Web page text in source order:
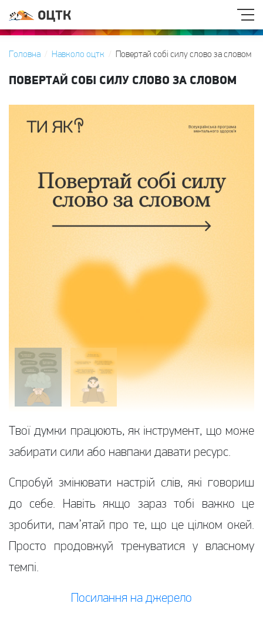
Головна Навколо оцтк Повертай собі силу слово за словом
ПОВЕРТАЙ СОБІ СИЛУ СЛОВО ЗА СЛОВОМ
Твої думки працюють, як інструмент, що може
забирати сили або навпаки давати ресурс.
Спробуй змінювати настрій слів, які говориш
до себе. Навіть якщо зараз тобі важко це
зробити, пам’ятай про те, що це цілком окей.
Просто продовжуй тренуватися у власному
темпі.
Посилання на джерело